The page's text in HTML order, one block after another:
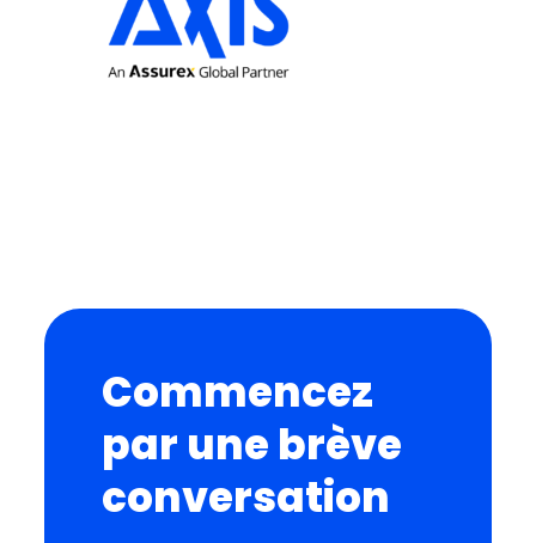
Commencez
par une brève
conversation